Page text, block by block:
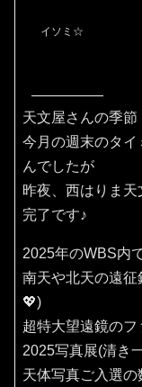
イソミ☆
天文屋さんの季節
今月の週末のタ
んでしたが
昨夜、西はりま
完了です♪
2025年のWBS内
南天や北天の遠征
💖)
超特大望遠鏡の
2025写真展(清き
天体写真ご入選の